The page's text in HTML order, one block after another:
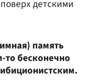
детскими
память
то бесконечно